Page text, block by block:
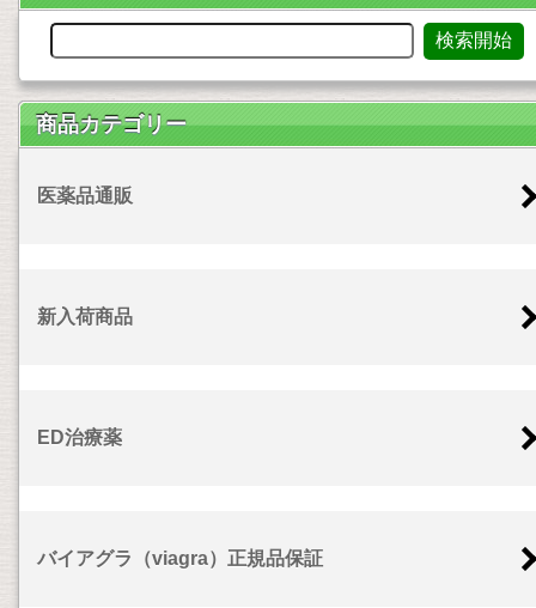
商品カテゴリー
医薬品通販
新入荷商品
ED治療薬
バイアグラ（viagra）正規品保証